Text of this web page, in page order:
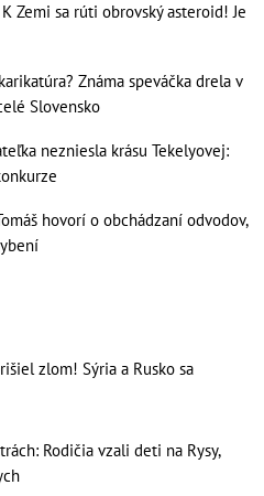
Zemi sa rúti obrovský asteroid! Je
Známa speváčka drela v
Slovensko
nezniesla krásu Tekelyovej:
hovorí o obchádzaní odvodov,
zlom! Sýria a Rusko sa
Rodičia vzali deti na Rysy,